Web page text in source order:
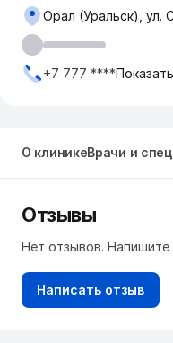
Орал (Уральск), ул.
+7 777 ****
О клиникеВрачи и
Отзывы
Нет отзывов.
Написать отзыв